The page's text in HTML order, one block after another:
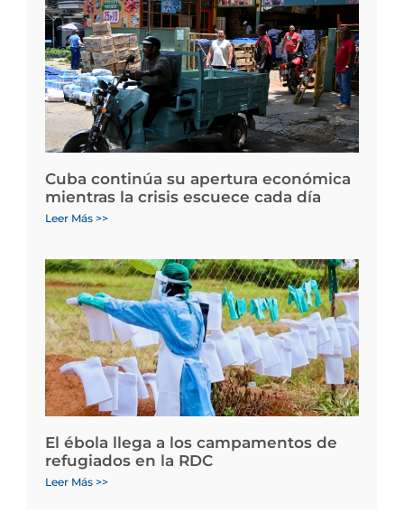
Cuba continúa su apertura económica
mientras la crisis escuece cada día
Leer Más >>
El ébola llega a los campamentos de
refugiados en la RDC
Leer Más >>